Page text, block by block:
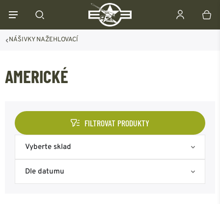
NÁŠIVKY NAŽEHLOVACÍ
AMERICKÉ
Vyberte sklad
Skladem na eshopu
Dle datumu
FILTROVAT PRODUKTY